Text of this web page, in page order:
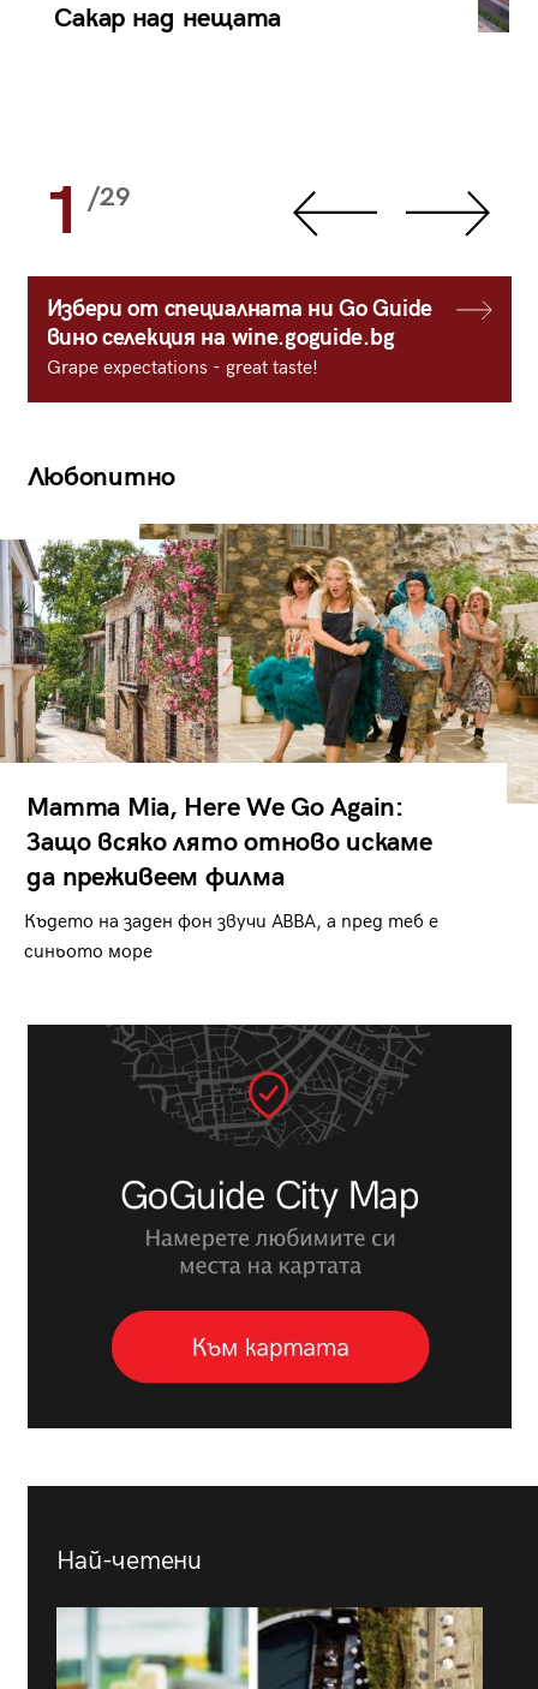
Сакар над нещата
1 /29
Избери от специалната ни Go Guide
вино селекция на wine.goguide.bg
Grape expectations - great taste!
Любопитно
Mamma Mia, Here We Go Again:
Защо всяко лято отново искаме
да преживеем филма
Където на заден фон звучи ABBA, а пред теб е
синьото море
Най-четени